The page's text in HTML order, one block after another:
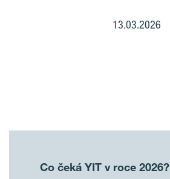
13.03.2026
Co čeká YIT v roce 2026?